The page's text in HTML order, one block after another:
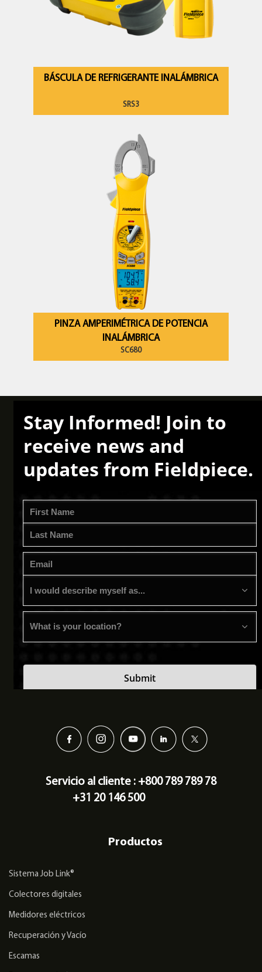
BÁSCULA DE REFRIGERANTE INALÁMBRICA
SRS3
PINZA AMPERIMÉTRICA DE POTENCIA
INALÁMBRICA
SC680
Servicio al cliente : +800 789 789 78
+31 20 146 500
Productos
Sistema Job Link®
Colectores digitales
Medidores eléctricos
Recuperación y Vacío
Escamas